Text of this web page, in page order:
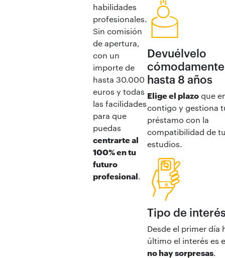
habilidades
profesionales.
Sin comisión
de apertura,
con un
importe de
hasta 30.000
euros y todas
las facilidades
para que
puedas
centrarte al
100% en tu
futuro
profesional.
Devuélvelo
hasta 8 años
Elige el plazoque
contigo y gestiona
préstamo con la
compatibilidad de
estudios.
Tipo de
Desde el primer día
último el interés es
no hay sorpresas.